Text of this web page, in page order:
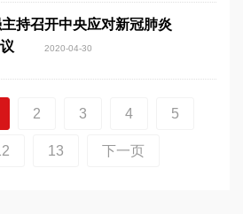
持召开中央应对新冠肺炎
2020-04-30
2 3 4 5
13 下一页